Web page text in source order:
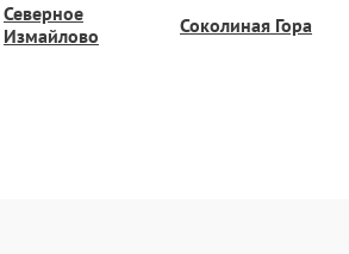
Северное
Измайлово
Соколиная Гора